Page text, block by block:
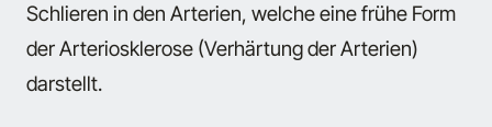
Schlieren in den Arterien, welche eine frühe Form
der Arteriosklerose (Verhärtung der Arterien)
darstellt.